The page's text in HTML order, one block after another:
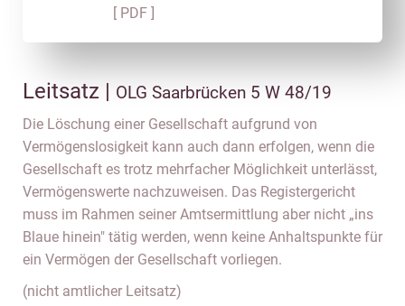
[ PDF ]
Leitsatz | OLG Saarbrücken 5 W 48/19
Die Löschung einer Gesellschaft aufgrund von
Vermögenslosigkeit kann auch dann erfolgen, wenn die
Gesellschaft es trotz mehrfacher Möglichkeit unterlässt,
Vermögenswerte nachzuweisen. Das Registergericht
muss im Rahmen seiner Amtsermittlung aber nicht „ins
Blaue hinein" tätig werden, wenn keine Anhaltspunkte für
ein Vermögen der Gesellschaft vorliegen.
(nicht amtlicher Leitsatz)